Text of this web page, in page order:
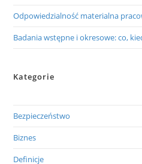
Odpowiedzialność materialna
Badania wstępne i okresowe: co,
Kategorie
Bezpieczeństwo
Biznes
Definicje